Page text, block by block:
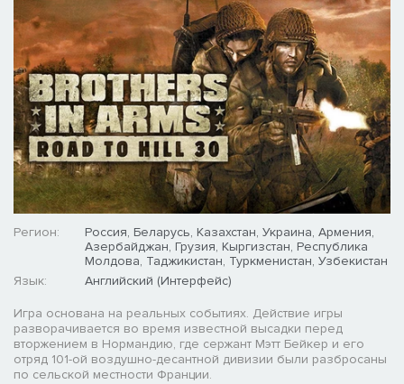
Регион:
Россия, Беларусь, Казахстан, Украина, Армения,
Азербайджан, Грузия, Кыргизстан, Республика
Молдова, Таджикистан, Туркменистан, Узбекистан
Язык:
Английский (Интерфейс)
Игра основана на реальных событиях. Действие игры
разворачивается во время известной высадки перед
вторжением в Нормандию, где сержант Мэтт Бейкер и его
отряд 101-ой воздушно-десантной дивизии были разбросаны
по сельской местности Франции.